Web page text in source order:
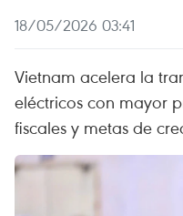
18/05/2026 03:41
Vietnam acelera la
eléctricos con mayor
fiscales y metas de